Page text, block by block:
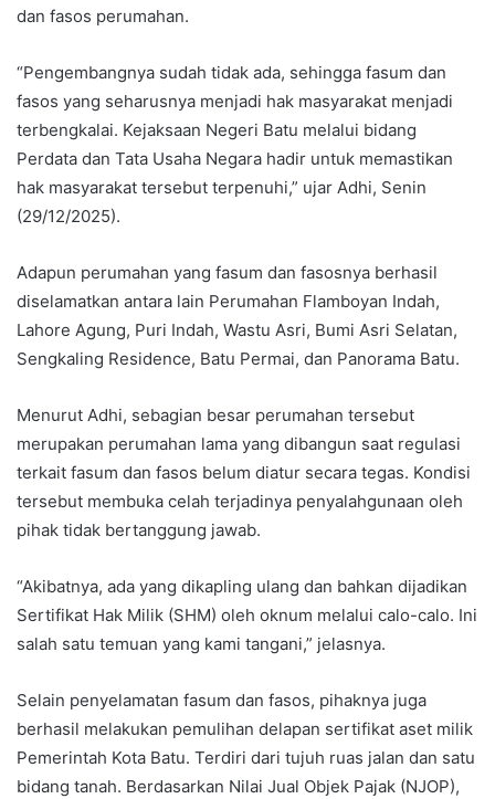
dan fasos perumahan.
“Pengembangnya sudah tidak ada, sehingga fasum dan
fasos yang seharusnya menjadi hak masyarakat menjadi
terbengkalai. Kejaksaan Negeri Batu melalui bidang
Perdata dan Tata Usaha Negara hadir untuk memastikan
hak masyarakat tersebut terpenuhi,” ujar Adhi, Senin
(29/12/2025).
Adapun perumahan yang fasum dan fasosnya berhasil
diselamatkan antara lain Perumahan Flamboyan Indah,
Lahore Agung, Puri Indah, Wastu Asri, Bumi Asri Selatan,
Sengkaling Residence, Batu Permai, dan Panorama Batu.
Menurut Adhi, sebagian besar perumahan tersebut
merupakan perumahan lama yang dibangun saat regulasi
terkait fasum dan fasos belum diatur secara tegas. Kondisi
tersebut membuka celah terjadinya penyalahgunaan oleh
pihak tidak bertanggung jawab.
“Akibatnya, ada yang dikapling ulang dan bahkan dijadikan
Sertifikat Hak Milik (SHM) oleh oknum melalui calo-calo. Ini
salah satu temuan yang kami tangani,” jelasnya.
Selain penyelamatan fasum dan fasos, pihaknya juga
berhasil melakukan pemulihan delapan sertifikat aset milik
Pemerintah Kota Batu. Terdiri dari tujuh ruas jalan dan satu
bidang tanah. Berdasarkan Nilai Jual Objek Pajak (NJOP),